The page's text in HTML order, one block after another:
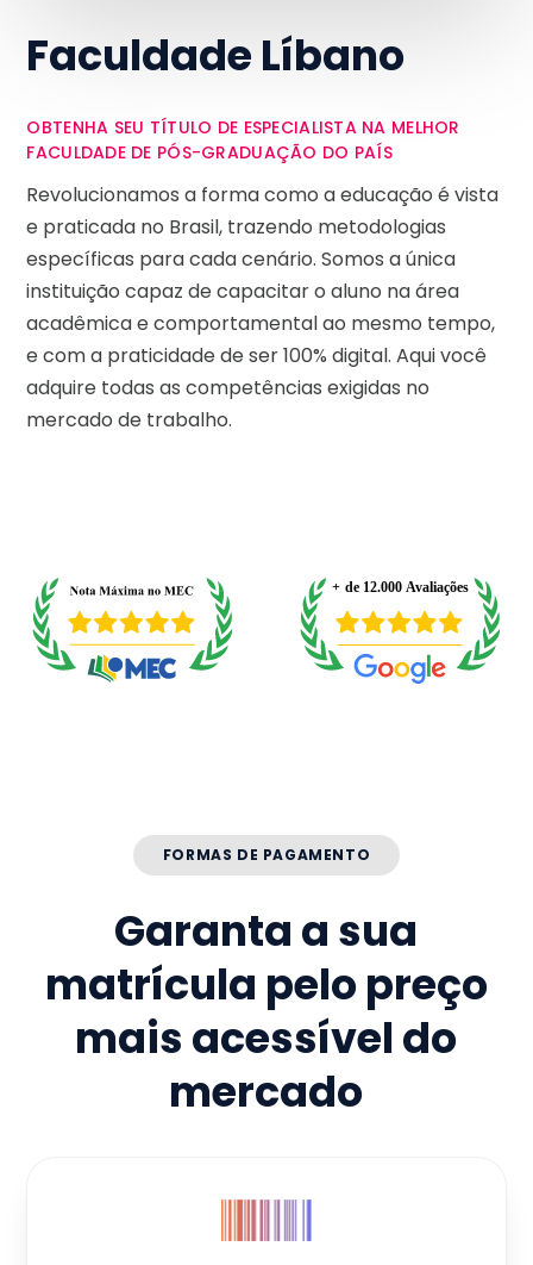
Faculdade Líbano
OBTENHA SEU TÍTULO DE ESPECIALISTA NA MELHOR
FACULDADE DE PÓS-GRADUAÇÃO DO PAÍS
Revolucionamos a forma como a educação é vista
e praticada no Brasil, trazendo metodologias
específicas para cada cenário. Somos a única
instituição capaz de capacitar o aluno na área
acadêmica e comportamental ao mesmo tempo,
e com a praticidade de ser 100% digital. Aqui você
adquire todas as competências exigidas no
mercado de trabalho.
FORMAS DE PAGAMENTO
Garanta a sua
matrícula pelo preço
mais acessível do
mercado